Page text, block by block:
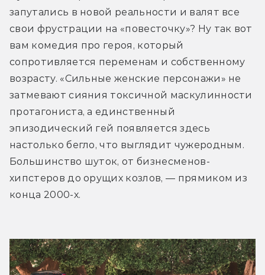
запутались в новой реальности и валят все
свои фрустрации на «повесточку»? Ну так вот
вам комедия про героя, который
сопротивляется переменам и собственному
возрасту. «Сильные женские персонажи» не
затмевают сияния токсичной маскулинности
протагониста, а единственный
эпизодический гей появляется здесь
настолько бегло, что выглядит чужеродным.
Большинство шуток, от бизнесменов-
хипстеров до орущих козлов, — прямиком из
конца 2000-х.